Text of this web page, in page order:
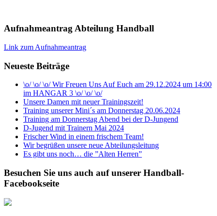
Aufnahmeantrag Abteilung Handball
Link zum Aufnahmeantrag
Neueste Beiträge
\o/ \o/ \o/ Wir Freuen Uns Auf Euch am 29.12.2024 um 14:00
im HANGAR 3 \o/ \o/ \o/
Unsere Damen mit neuer Trainingszeit!
Training unserer Mini´s am Donnerstag 20.06.2024
Training am Donnerstag Abend bei der D-Jungend
D-Jugend mit Trainern Mai 2024
Frischer Wind in einem frischem Team!
Wir begrüßen unsere neue Abteilungsleitung
Es gibt uns noch… die ”Alten Herren”
Besuchen Sie uns auch auf unserer Handball-
Facebookseite